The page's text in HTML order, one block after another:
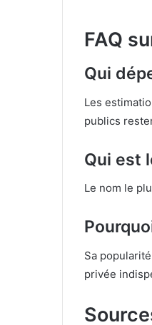
FAQ
Qui
Les
publics
Qui est
Le nom le
Sa
privée